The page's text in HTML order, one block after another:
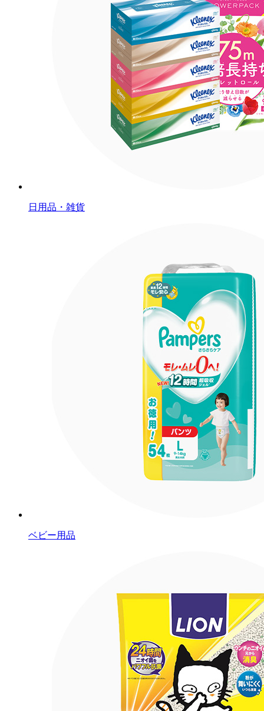
日用品・雑貨
ベビー用品